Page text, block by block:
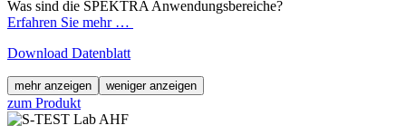
Was sind die SPEKTRA Anwendungsbereiche?
Erfahren Sie mehr …
Download Datenblatt
mehr anzeigen weniger anzeigen
zum Produkt